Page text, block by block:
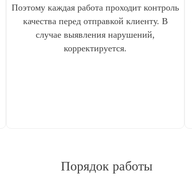
Поэтому каждая работа проходит контроль
качества перед отправкой клиенту. В
случае выявления нарушений,
корректируется.
Порядок работы